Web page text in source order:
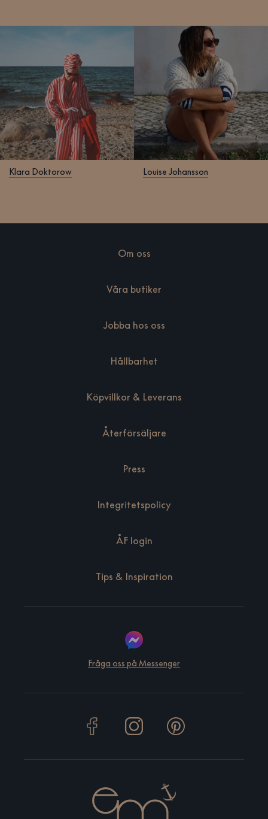
Klara Doktorow Louise Johansson
Om oss
Våra butiker
Jobba hos oss
Hållbarhet
Köpvillkor & Leverans
Återförsäljare
Press
Integritetspolicy
ÅF login
Tips & Inspiration
Fråga oss på Messenger